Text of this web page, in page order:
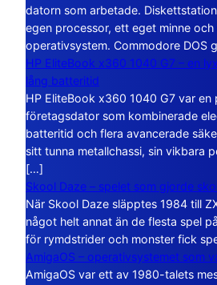
datorn som arbetade.
egen processor, ett eget minne
operativsystem. Commodore DOS
HP EliteBook x360 1040 G7 – en
lång batteritid
HP EliteBook x360 1040 G7 var en
företagsdator som kombinerade
batteritid och flera avancerade
sitt tunna metallchassi, sin vikbara
[…]
Skool Daze – spelet som gjorde
När Skool Daze släpptes 1984 till
något helt annat än de flesta spel
för rymdstrider och monster fick
AmigaOS – operativsystemet som
AmigaOS var ett av 1980-talets